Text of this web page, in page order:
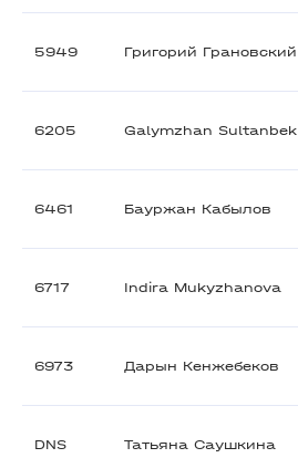
5949 Григорий Грановский
6205 Galymzhan Sultanbek
6461 Бауржан Кабылов
6717 Indira Mukyzhanova
6973 Дарын Кенжебеков
DNS Татьяна Саушкина